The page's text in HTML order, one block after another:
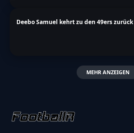
Deebo Samuel kehrt zu den 49ers zurück
MEHR ANZEIGEN